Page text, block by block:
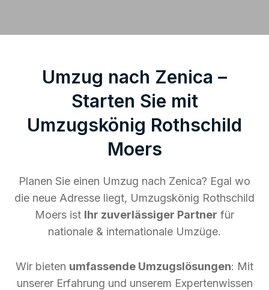
Umzug nach Zenica –
Starten Sie mit
Umzugskönig Rothschild
Moers
Planen Sie einen Umzug nach Zenica? Egal wo
die neue Adresse liegt, Umzugskönig Rothschild
Moers ist Ihr zuverlässiger Partner für
nationale & internationale Umzüge.
Wir bieten umfassende Umzugslösungen: Mit
unserer Erfahrung und unserem Expertenwissen